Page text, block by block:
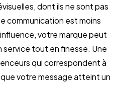
dont ils ne sont pas
communication est moins
votre marque peut
service tout en finesse. Une
qui correspondent à
votre message atteint un